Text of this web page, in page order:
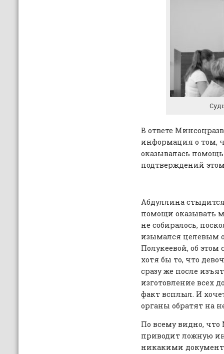
В ответе
информация о том,
оказывалась
подтверждений
Абдуллина
помощи оказывать
не собиралось,
изымался целевым
Полукеевой, об этом
хотя бы то, что
сразу же после
изготовление всех
факт всплыл. И
органы обратят на
По всему видно,
приводит ложную
никакими